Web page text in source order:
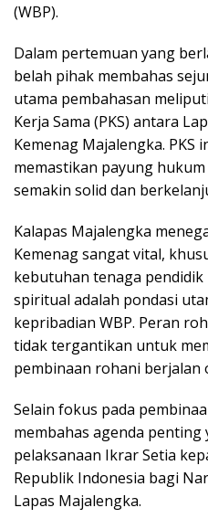
(WBP).
Dalam pertemuan yang
belah pihak membahas
utama pembahasan
Kerja Sama (PKS) antara
Kemenag Majalengka. PKS
memastikan payung
semakin solid dan
Kalapas Majalengka
Kemenag sangat vital,
kebutuhan tenaga pendidik
spiritual adalah pondasi
kepribadian WBP. Peran
tidak tergantikan untuk
pembinaan rohani berjalan
Selain fokus pada
membahas agenda penting
pelaksanaan Ikrar Setia
Republik Indonesia bagi
Lapas Majalengka.